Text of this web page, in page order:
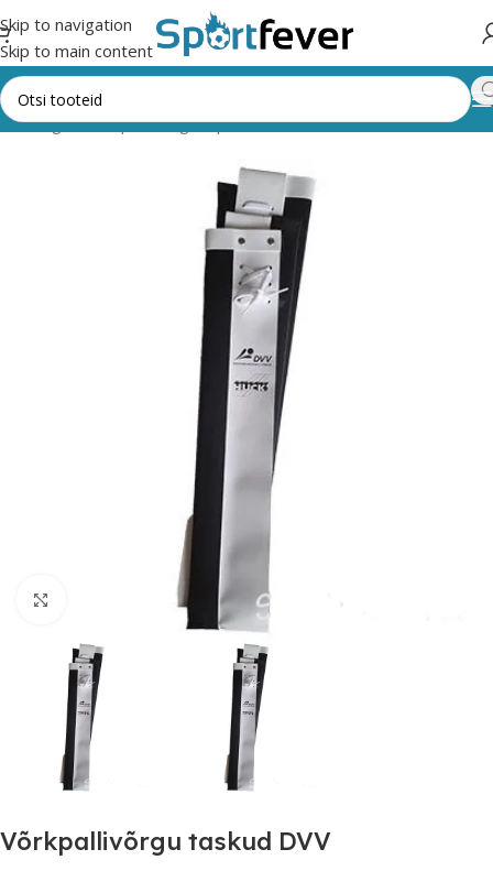
Skip to navigation
Skip to main content
Võrkpall Võrgud, postid, antennid Antennid, taskud
Suurendamiseks klõpsake
Võrkpallivõrgu taskud DVV